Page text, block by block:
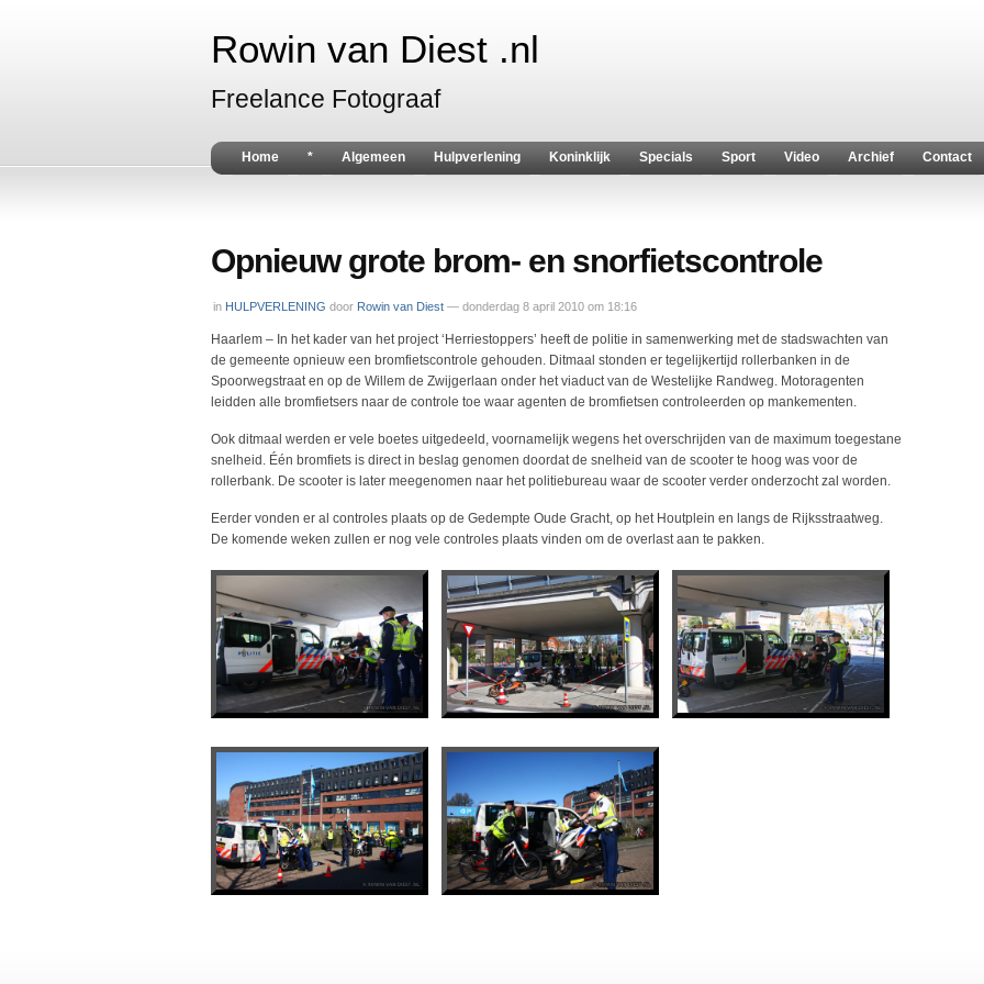
Rowin van Diest .nl
Freelance Fotograaf
Home * Algemeen Hulpverlening Koninklijk Specials Sport Video Archief Contact
Opnieuw grote brom- en snorfietscontrole
in HULPVERLENING door Rowin van Diest — donderdag 8 april 2010 om 18:16
Haarlem – In het kader van het project ‘Herriestoppers’ heeft de politie in samenwerking met de stadswachten van
de gemeente opnieuw een bromfietscontrole gehouden. Ditmaal stonden er tegelijkertijd rollerbanken in de
Spoorwegstraat en op de Willem de Zwijgerlaan onder het viaduct van de Westelijke Randweg. Motoragenten
leidden alle bromfietsers naar de controle toe waar agenten de bromfietsen controleerden op mankementen.
Ook ditmaal werden er vele boetes uitgedeeld, voornamelijk wegens het overschrijden van de maximum toegestane
snelheid. Één bromfiets is direct in beslag genomen doordat de snelheid van de scooter te hoog was voor de
rollerbank. De scooter is later meegenomen naar het politiebureau waar de scooter verder onderzocht zal worden.
Eerder vonden er al controles plaats op de Gedempte Oude Gracht, op het Houtplein en langs de Rijksstraatweg.
De komende weken zullen er nog vele controles plaats vinden om de overlast aan te pakken.